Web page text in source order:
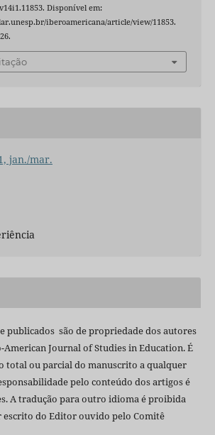
Disponível em:
iberoamericana/article/view/11853.
jan./mar.
publicados são de propriedade dos autores
Journal of Studies in Education. É
total ou parcial do manuscrito a qualquer
pelo conteúdo dos artigos é
A tradução para outro idioma é proibida
escrito do Editor ouvido pelo Comitê